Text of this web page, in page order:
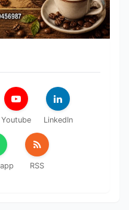
Youtube LinkedIn
RSS